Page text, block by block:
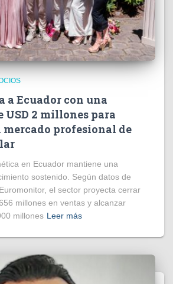
a Ecuador con una
USD 2 millones para
profesional de
en Ecuador mantiene una
sostenido. Según datos de
el sector proyecta cerrar
millones en ventas y alcanzar
millones Leer más